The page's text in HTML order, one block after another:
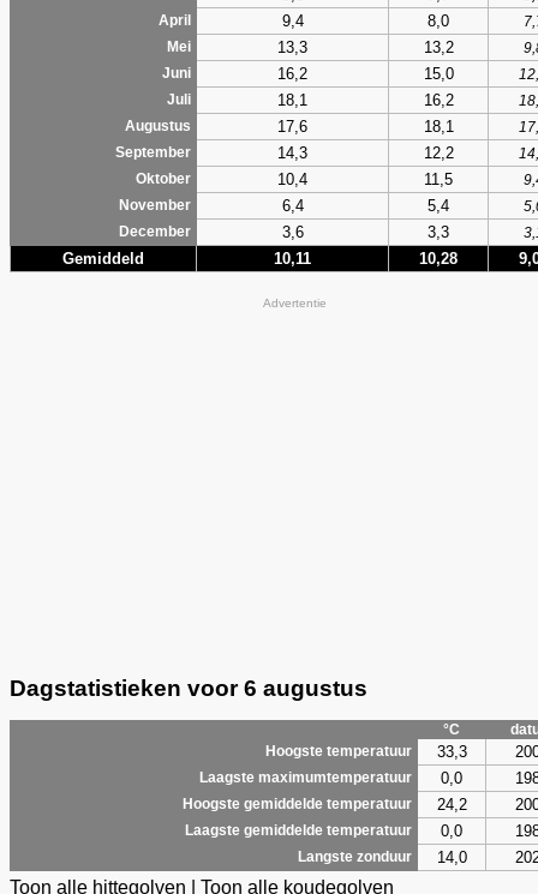
April
9,4 8,0
Mei
13,3 13,2
Juni
16,2 15,0
Juli
18,1 16,2
Augustus
17,6 18,1
September
14,3 12,2
Oktober
10,4 11,5
November
6,4 5,4
December
3,6 3,3
Gemiddeld 10,11 10,28
Advertentie
Dagstatistieken voor 6 augustus
°C
Hoogste temperatuur
33,3
Laagste maximumtemperatuur 0,0
Hoogste gemiddelde temperatuur 24,2
Laagste gemiddelde temperatuur 0,0
Langste zonduur 14,0
Toon alle hittegolven
Toon alle koudegolven